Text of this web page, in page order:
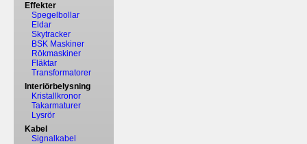
Effekter
Spegelbollar
Eldar
Skytracker
BSK Maskiner
Rökmaskiner
Fläktar
Transformatorer
Interiörbelysning
Kristallkronor
Takarmaturer
Lysrör
Kabel
Signalkabel